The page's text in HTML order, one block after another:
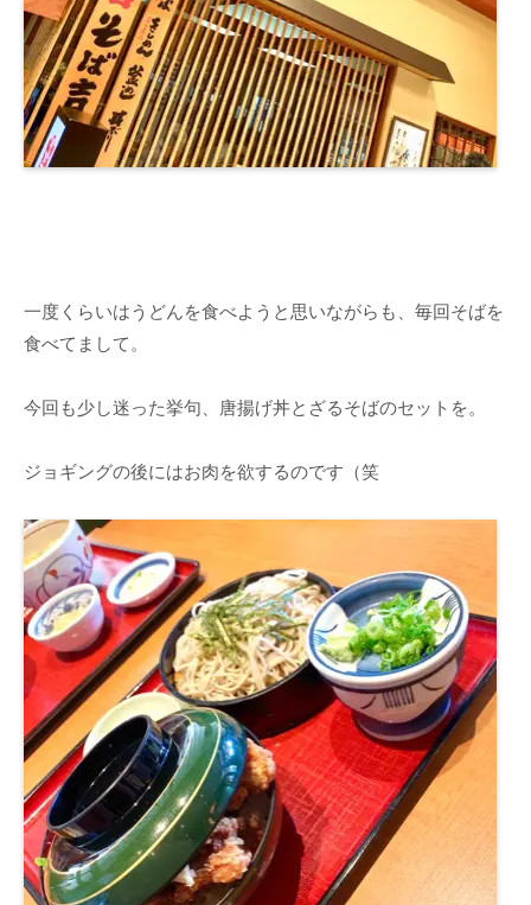
一度くらいはうどんを食べようと思いながらも、毎回そばを
食べてまして。
今回も少し迷った挙句、唐揚げ丼とざるそばのセットを。
ジョギングの後にはお肉を欲するのです（笑